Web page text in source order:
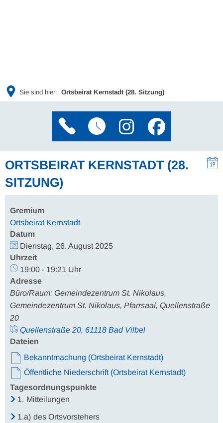
Sie sind hier: Ortsbeirat Kernstadt (28. Sitzung)
ORTSBEIRAT KERNSTADT (28.
SITZUNG)
Gremium
Ortsbeirat Kernstadt
Datum
Dienstag, 26. August 2025
Uhrzeit
19:00 - 19:21 Uhr
Adresse
Büro/Raum: Gemeindezentrum St. Nikolaus,
Gemeindezentrum St. Nikolaus, Pfarrsaal, Quellenstraße
20
Quellenstraße 20, 61118 Bad Vilbel
Dateien
Bekanntmachung (Ortsbeirat Kernstadt)
Öffentliche Niederschrift (Ortsbeirat Kernstadt)
Tagesordnungspunkte
1. Mitteilungen
1.a) des Ortsvorstehers